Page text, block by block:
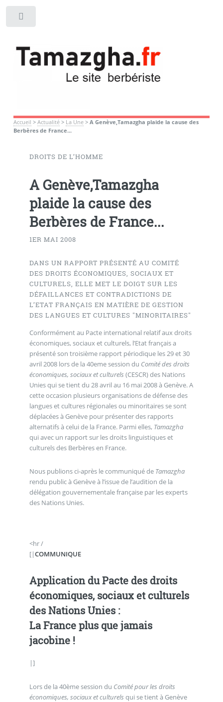
Accueil > Actualité> La Une> A Genève,Tamazgha plaide la cause des
Berbères de France...
DROITS DE L’HOMME
A Genève,Tamazgha
plaide la cause des
Berbères de France...
1ER MAI 2008
DANS UN RAPPORT PRÉSENTÉ AU COMITÉ
DES DROITS ÉCONOMIQUES, SOCIAUX ET
CULTURELS, ELLE MET LE DOIGT SUR LES
DÉFAILLANCES ET CONTRADICTIONS DE
L’ETAT FRANÇAIS EN MATIÈRE DE GESTION
DES LANGUES ET CULTURES "MINORITAIRES"
Conformément au Pacte international relatif aux droits
économiques, sociaux et culturels, l’Etat français a
présenté son troisième rapport périodique les 29 et 30
avril 2008 lors de la 40eme session du Comité des droits
économiques, sociaux et culturels (CESCR) des Nations
Unies qui se tient du 28 avril au 16 mai 2008 à Genève. A
cette occasion plusieurs organisations de défense des
langues et cultures régionales ou minoritaires se sont
déplacées à Genève pour présenter des rapports
alternatifs à celui de la France. Parmi elles, Tamazgha
qui avec un rapport sur les droits linguistiques et
culturels des Berbères en France.
Nous publions ci-après le communiqué de Tamazgha
rendu public à Genève à l’issue de l’audition de la
délégation gouvernementale française par les experts
des Nations Unies.
<hr /
[|COMMUNIQUE
Application du Pacte des droits
économiques, sociaux et culturels
des Nations Unies :
La France plus que jamais
jacobine !
|]
Lors de la 40ème session du Comité pour les droits
économiques, sociaux et culturels qui se tient à Genève